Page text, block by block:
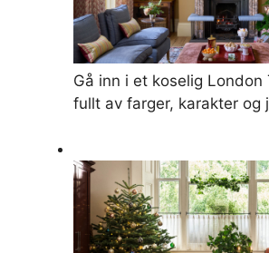
Gå inn i et koselig London
fullt av farger, karakter og